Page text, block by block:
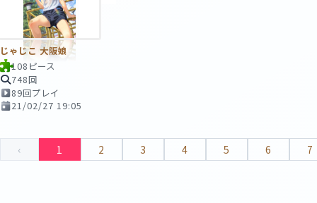
じゃじこ 大阪娘
108ピース
748回
89回プレイ
21/02/27 19:05
‹ 1 2 3 4 5 6 7